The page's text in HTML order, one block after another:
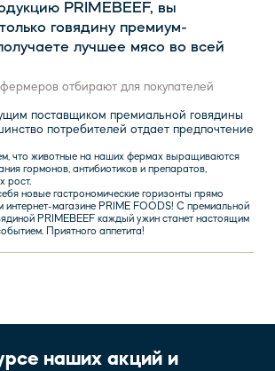
PRIMEBEEF, вы
говядину премиум-
лучшее мясо во всей
отбирают для покупателей
поставщиком премиальной говядины
потребителей отдает предпочтение
что животные на наших фермах выращиваются
гормонов, антибиотиков и препаратов,
рост.
новые гастрономические горизонты прямо
интернет-магазине PRIME FOODS! С премиальной
PRIMEBEEF каждый ужин станет настоящим
Приятного аппетита!
наших акций и